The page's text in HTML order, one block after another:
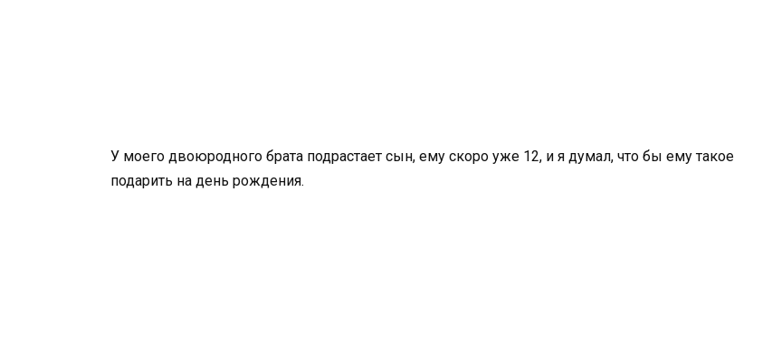
У моего двоюродного брата подрастает сын, ему скоро уже 12, и я думал, что бы ему такое
подарить на день рождения.